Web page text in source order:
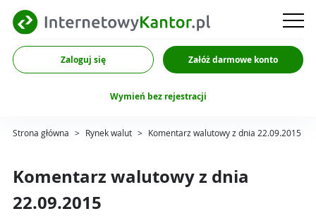
Zaloguj się Załóż darmowe konto
Wymień bez rejestracji
Strona główna > Rynek walut > Komentarz walutowy z dnia 22.09.2015
Komentarz walutowy z dnia
22.09.2015